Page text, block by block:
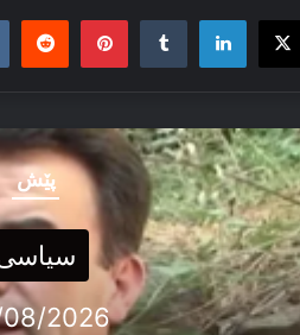
X
LinkedIn
Tumblr
پێش
2026